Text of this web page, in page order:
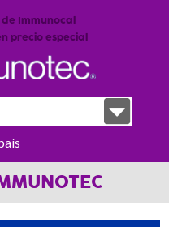
de Immunocal
precio especial